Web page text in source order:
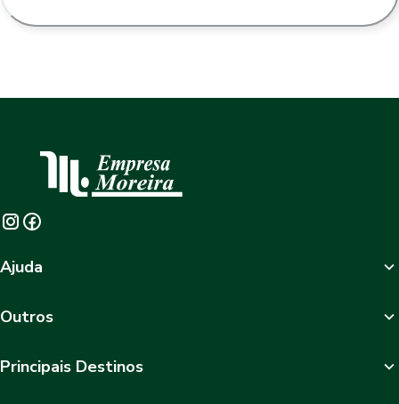
Ajuda
Outros
Principais Destinos